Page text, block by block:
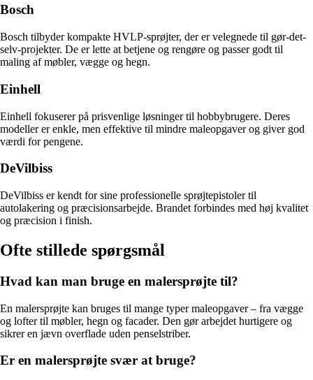
Bosch
Bosch tilbyder kompakte HVLP-sprøjter, der er velegnede til gør-det-
selv-projekter. De er lette at betjene og rengøre og passer godt til
maling af møbler, vægge og hegn.
Einhell
Einhell fokuserer på prisvenlige løsninger til hobbybrugere. Deres
modeller er enkle, men effektive til mindre maleopgaver og giver god
værdi for pengene.
DeVilbiss
DeVilbiss er kendt for sine professionelle sprøjtepistoler til
autolakering og præcisionsarbejde. Brandet forbindes med høj kvalitet
og præcision i finish.
Ofte stillede spørgsmål
Hvad kan man bruge en malersprøjte til?
En malersprøjte kan bruges til mange typer maleopgaver – fra vægge
og lofter til møbler, hegn og facader. Den gør arbejdet hurtigere og
sikrer en jævn overflade uden penselstriber.
Er en malersprøjte svær at bruge?